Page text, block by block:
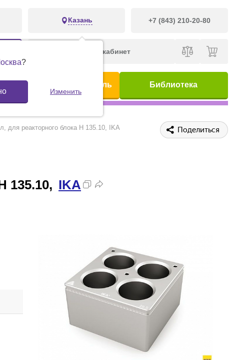
Казань +7 (843) 210-20-80
?
Изменить
Личный кабинет
Предметный указатель Библиотека
для реакторного блока H 135.10, IKA Поделиться
135.10, IKA